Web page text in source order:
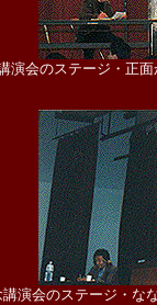
演会のステージ・正
講演会のステージ・な